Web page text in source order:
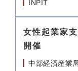
INPIT
女性起業家
開催
中部経済産業